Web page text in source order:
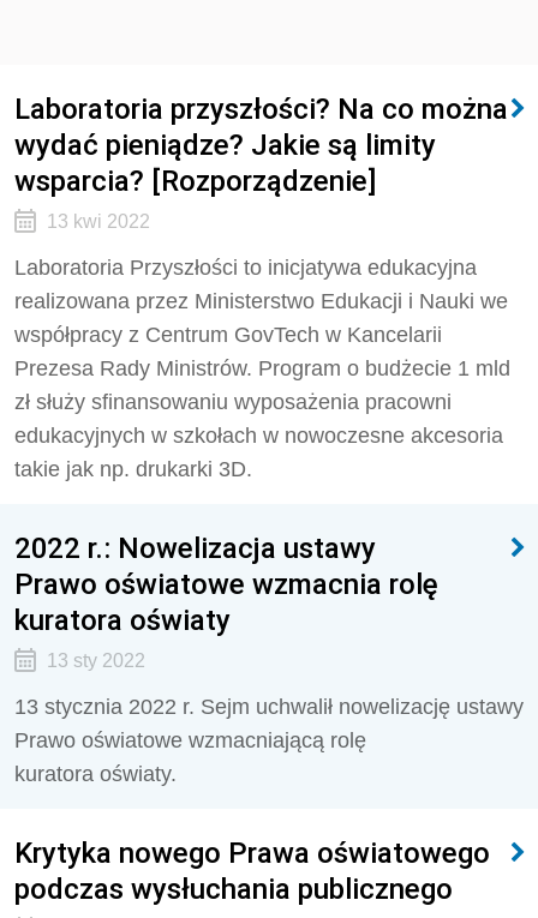
Laboratoria przyszłości? Na co można
wydać pieniądze? Jakie są limity
wsparcia? [Rozporządzenie]
13 kwi 2022
Laboratoria Przyszłości to inicjatywa edukacyjna
realizowana przez Ministerstwo Edukacji i Nauki we
współpracy z Centrum GovTech w Kancelarii
Prezesa Rady Ministrów. Program o budżecie 1 mld
zł służy sfinansowaniu wyposażenia pracowni
edukacyjnych w szkołach w nowoczesne akcesoria
takie jak np. drukarki 3D.
2022 r.: Nowelizacja ustawy
Prawo oświatowe wzmacnia rolę
kuratora oświaty
13 sty 2022
13 stycznia 2022 r. Sejm uchwalił nowelizację ustawy
Prawo oświatowe wzmacniającą rolę
kuratora oświaty.
Krytyka nowego Prawa oświatowego
podczas wysłuchania publicznego